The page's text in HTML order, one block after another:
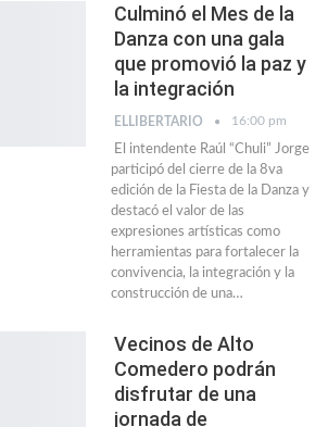
Culminó el Mes de la
Danza con una gala
que promovió la paz y
la integración
ELLIBERTARIO 16:00 pm
El intendente Raúl “Chuli” Jorge
participó del cierre de la 8va
edición de la Fiesta de la Danza y
destacó el valor de las
expresiones artísticas como
herramientas para fortalecer la
convivencia, la integración y la
construcción de una…
Vecinos de Alto
Comedero podrán
disfrutar de una
jornada de